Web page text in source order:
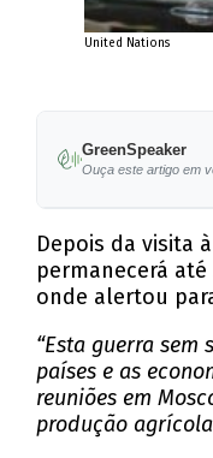
United Nations
GreenSpeaker
Ouça este artigo em
Depois da visita
permanecerá
onde alertou
“Esta guerra
países e as
reuniões em
produção